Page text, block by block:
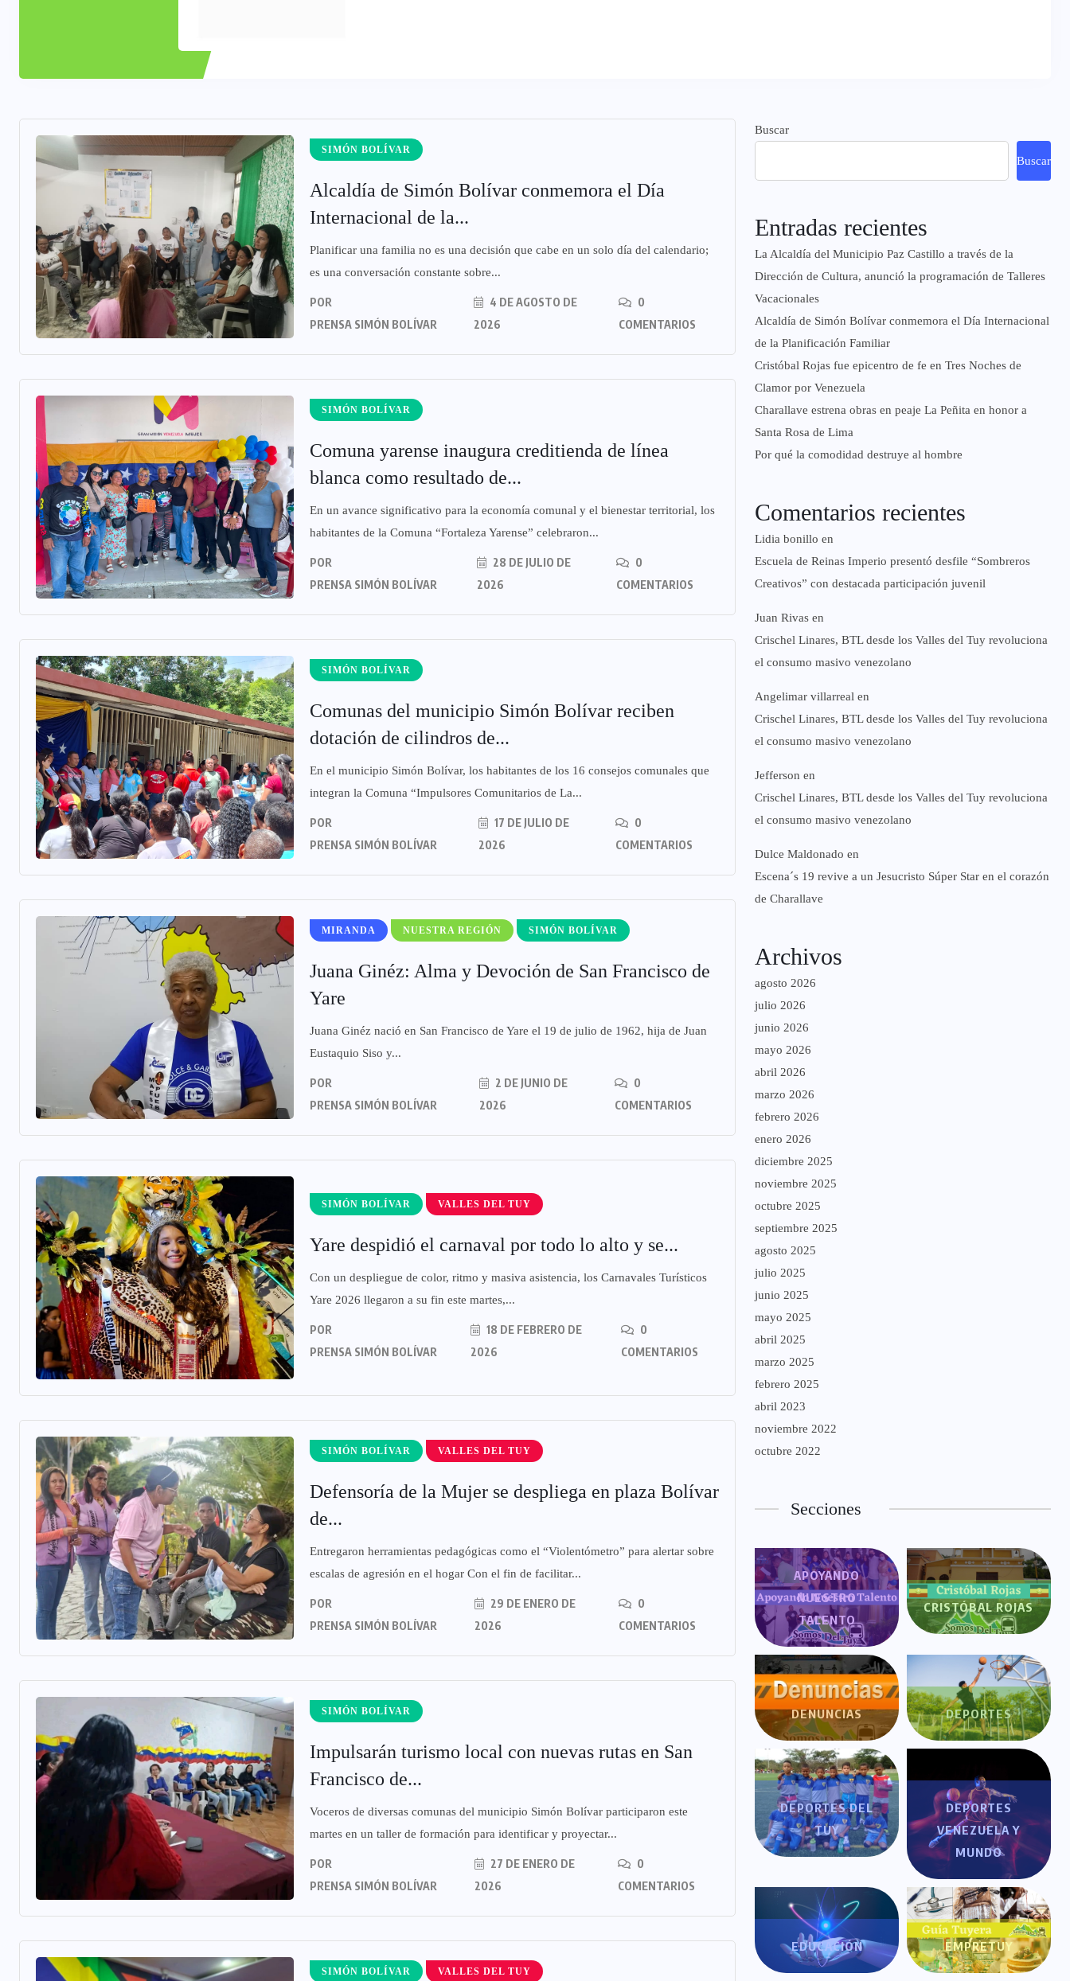
SIMÓN BOLÍVAR
Alcaldía de Simón Bolívar conmemora el Día
Internacional de la...
Planificar una familia no es una decisión que cabe en un solo día del calendario;
es una conversación constante sobre...
POR
PRENSA SIMÓN BOLÍVAR
4 DE AGOSTO DE
2026
0
COMENTARIOS
SIMÓN BOLÍVAR
Comuna yarense inaugura creditienda de línea
blanca como resultado de...
‎En un avance significativo para la economía comunal y el bienestar territorial, los
habitantes de la Comuna “Fortaleza Yarense” celebraron...
POR
PRENSA SIMÓN BOLÍVAR
28 DE JULIO DE
2026
0
COMENTARIOS
SIMÓN BOLÍVAR
Comunas del municipio Simón Bolívar reciben
dotación de cilindros de...
En el municipio Simón Bolívar, los habitantes de los 16 consejos comunales que
integran la Comuna “Impulsores Comunitarios de La...
POR
PRENSA SIMÓN BOLÍVAR
17 DE JULIO DE
2026
0
COMENTARIOS
MIRANDA NUESTRA REGIÓN SIMÓN BOLÍVAR
Juana Ginéz: Alma y Devoción de San Francisco de
Yare
Juana Ginéz nació en San Francisco de Yare el 19 de julio de 1962, hija de Juan
Eustaquio Siso y...
POR
PRENSA SIMÓN BOLÍVAR
2 DE JUNIO DE
2026
0
COMENTARIOS
SIMÓN BOLÍVAR VALLES DEL TUY
‎Yare despidió el carnaval por todo lo alto y se...
Con un despliegue de color, ritmo y masiva asistencia, los Carnavales Turísticos
Yare 2026 llegaron a su fin este martes,...
POR
PRENSA SIMÓN BOLÍVAR
18 DE FEBRERO DE
2026
0
COMENTARIOS
SIMÓN BOLÍVAR VALLES DEL TUY
Defensoría de la Mujer se despliega en plaza Bolívar
de...
Entregaron herramientas pedagógicas como el “Violentómetro” para alertar sobre
escalas de agresión en el hogar Con el fin de facilitar...
POR
PRENSA SIMÓN BOLÍVAR
29 DE ENERO DE
2026
0
COMENTARIOS
SIMÓN BOLÍVAR
Impulsarán turismo local con nuevas rutas en San
Francisco de...
Voceros de diversas comunas del municipio Simón Bolívar participaron este
martes en un taller de formación para identificar y proyectar...
POR
PRENSA SIMÓN BOLÍVAR
27 DE ENERO DE
2026
0
COMENTARIOS
SIMÓN BOLÍVAR VALLES DEL TUY
Buscar
Buscar
Entradas recientes
La Alcaldía del Municipio Paz Castillo a través de la
Dirección de Cultura, anunció la programación de Talleres
Vacacionales
Alcaldía de Simón Bolívar conmemora el Día Internacional
de la Planificación Familiar
Cristóbal Rojas fue epicentro de fe en Tres Noches de
Clamor por Venezuela
Charallave estrena obras en peaje La Peñita en honor a
Santa Rosa de Lima
Por qué la comodidad destruye al hombre
Comentarios recientes
Lidia bonillo en
Escuela de Reinas Imperio presentó desfile “Sombreros
Creativos” con destacada participación juvenil
Juan Rivas en
Crischel Linares, BTL desde los Valles del Tuy revoluciona
el consumo masivo venezolano
Angelimar villarreal en
Crischel Linares, BTL desde los Valles del Tuy revoluciona
el consumo masivo venezolano
Jefferson en
Crischel Linares, BTL desde los Valles del Tuy revoluciona
el consumo masivo venezolano
Dulce Maldonado en
Escena´s 19 revive a un Jesucristo Súper Star en el corazón
de Charallave
Archivos
agosto 2026
julio 2026
junio 2026
mayo 2026
abril 2026
marzo 2026
febrero 2026
enero 2026
diciembre 2025
noviembre 2025
octubre 2025
septiembre 2025
agosto 2025
julio 2025
junio 2025
mayo 2025
abril 2025
marzo 2025
febrero 2025
abril 2023
noviembre 2022
octubre 2022
Secciones
APOYANDO
NUESTRO
TALENTO
CRISTÓBAL ROJAS
DENUNCIAS DEPORTES
DEPORTES DEL
TUY
DEPORTES
VENEZUELA Y
MUNDO
EDUCACIÓN EMPRETUY